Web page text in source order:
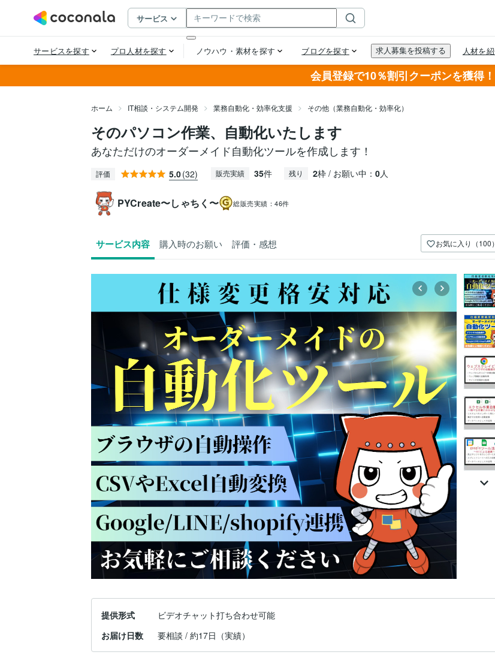
会員登録で10％割引クーポンを獲得！
ホーム IT相談・システム開発 業務自動化・効率化支援 その他（業務自動化・効率化）
そのパソコン作業、自動化いたします
あなただけのオーダーメイド自動化ツールを作成します！
評価 5.0(32) 販売実績 35件 残り 2枠 / お願い中： 0人
PYCreate〜しゃちく〜 総販売実績：46件
サービス内容 購入時のお願い 評価・感想 お気に入り（100）
提供形式
ビデオチャット打ち合わせ可能
お届け日数
要相談 / 約17日（実績）